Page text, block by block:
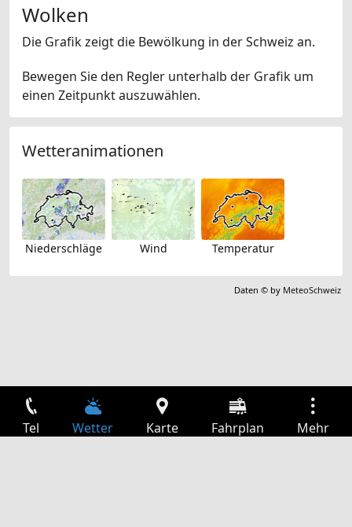
Wolken
Die Grafik zeigt die Bewölkung in der Schweiz an.
Bewegen Sie den Regler unterhalb der Grafik um
einen Zeitpunkt auszuwählen.
Wetteranimationen
Niederschläge Wind Temperatur
Daten © by MeteoSchweiz
Tel Wetter Karte Fahrplan Mehr